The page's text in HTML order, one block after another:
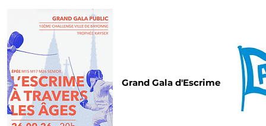
Grand Gala d'Escrime